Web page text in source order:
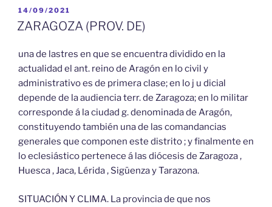
PUBLICADO
EL
14/09/2021
ZARAGOZA (PROV. DE)
una de lastres en que se encuentra dividido en la
actualidad el ant. reino de Aragón en lo civil y
administrativo es de primera clase; en lo j u dicial
depende de la audiencia terr. de Zaragoza; en lo militar
corresponde á la ciudad g. denominada de Aragón,
constituyendo también una de las comandancias
generales que componen este distrito ; y finalmente en
lo eclesiástico pertenece á las diócesis de Zaragoza ,
Huesca , Jaca, Lérida , Sigüenza y Tarazona.
SITUACIÓN Y CLIMA. La provincia de que nos